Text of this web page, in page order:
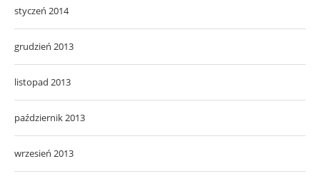
styczeń 2014
grudzień 2013
listopad 2013
październik 2013
wrzesień 2013